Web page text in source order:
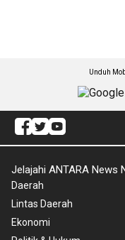
Unduh
Jelajahi ANTARA News
Daerah
Lintas Daerah
Ekonomi